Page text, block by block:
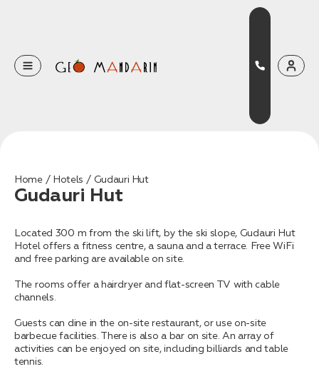
Home Hotels Gudauri Hut
Gudauri Hut
Located 300 m from the ski lift, by the ski slope, Gudauri Hut
Hotel offers a fitness centre, a sauna and a terrace. Free WiFi
and free parking are available on site.
The rooms offer a hairdryer and flat-screen TV with cable
channels.
Guests can dine in the on-site restaurant, or use on-site
barbecue facilities. There is also a bar on site. An array of
activities can be enjoyed on site, including billiards and table
tennis.
Оставьте свои данные
Наш менеджер скоро свяжется с вами
Нажимая на кнопку, вы соглашаетесь с условиями
Бронирование
связаться с вами
Дата:0
Кол-во человек: 0